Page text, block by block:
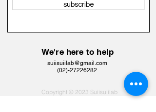
subscribe
We're here to help
suiisuiilab@gmail.com
​(02)-27226282
Copyright © 2023 Suiisuiilab